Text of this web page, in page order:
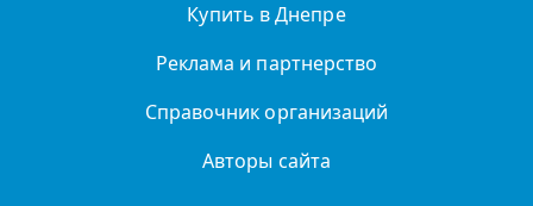
Купить в Днепре
Реклама и партнерство
Справочник организаций
Авторы сайта